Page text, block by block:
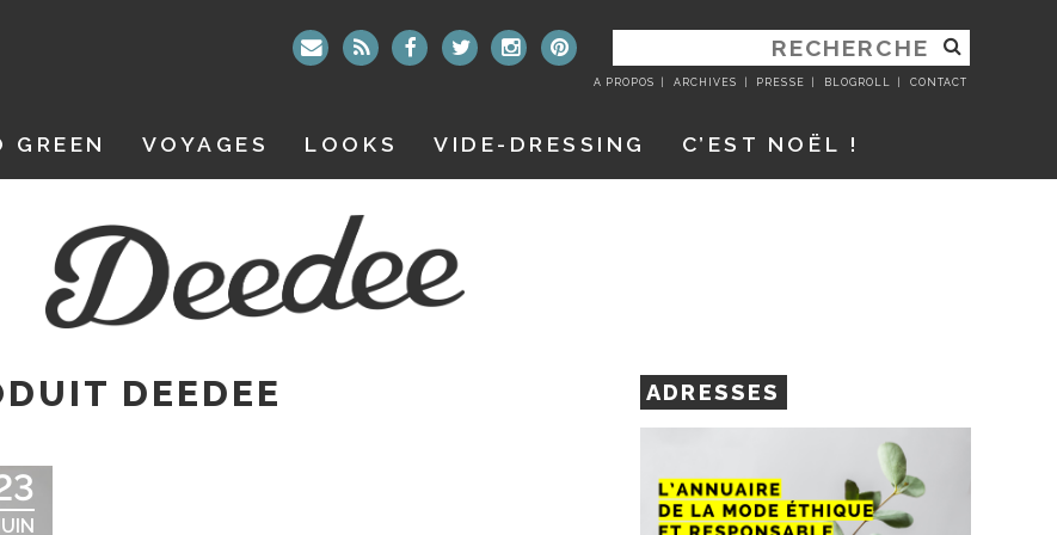
RECHERCHER
:
A PROPOS ARCHIVES PRESSE BLOGROLL CONTACT
GREEN VOYAGES LOOKS VIDE-DRESSING C’EST NOËL !
DEEDEE ADRESSES